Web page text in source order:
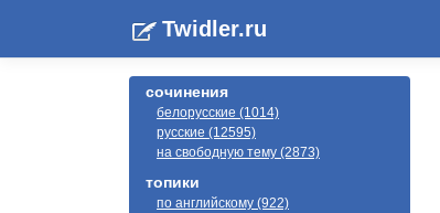
Twidler.ru
сочинения
белорусские (1014)
русские (12595)
на свободную тему (2873)
топики
по английскому (922)